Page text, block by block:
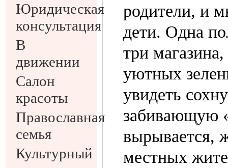
Юридическая
консультация
В
движении
Салон
красоты
Православная
семья
Культурный
родители, и
дети. Одна
три
уютных
увидеть
забивающую
вырывается,
местных